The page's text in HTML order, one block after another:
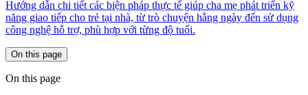
Hướng dẫn chi tiết các biện pháp thực tế giúp cha mẹ phát triển kỹ
năng giao tiếp cho trẻ tại nhà, từ trò chuyện hằng ngày đến sử dụng
công nghệ hỗ trợ, phù hợp với từng độ tuổi.
On this page
On this page